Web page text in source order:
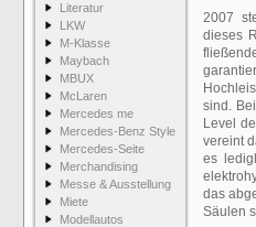
Literatur
LKW
M-Klasse
Maybach
MBUX
McLaren
Mercedes me
Mercedes-Benz Style
Mercedes-Seite
Merchandising
Messe & Ausstellung
Miete
Modellautos
2007
dieses
sind.
Level
vereint
es
das
Säulen